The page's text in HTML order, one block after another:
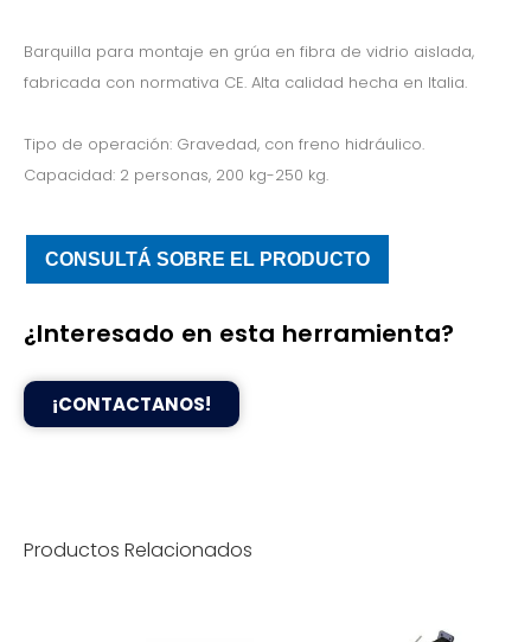
Barquilla para montaje en grúa en fibra de vidrio aislada,
fabricada con normativa CE. Alta calidad hecha en Italia.
Tipo de operación: Gravedad, con freno hidráulico.
Capacidad: 2 personas, 200 kg-250 kg.
CONSULTÁ SOBRE EL PRODUCTO
¿Interesado en esta herramienta?
¡CONTACTANOS!
Productos Relacionados